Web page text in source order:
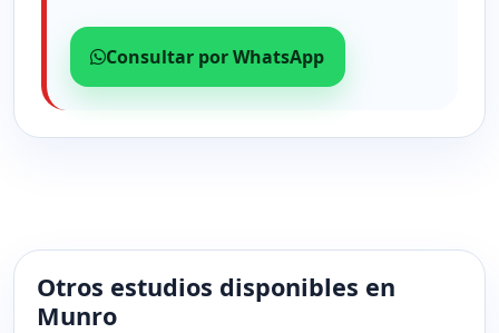
Consultar por WhatsApp
Otros estudios disponibles en
Munro